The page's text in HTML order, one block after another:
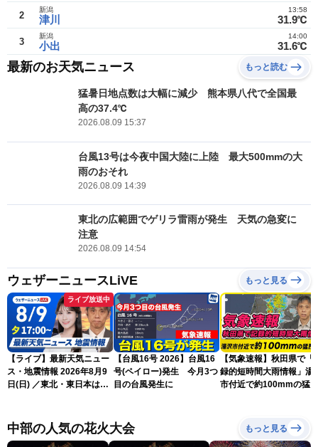
2 津川
新潟
31.9℃
13:58
3 小出
新潟
31.6℃
14:00
最新のお天気ニュース もっと読む
猛暑日地点数は大幅に減少 熊本県八代で全国最
高の37.4℃
2026.08.09 15:37
台風13号は今夜中国大陸に上陸 最大500mmの大
雨のおそれ
2026.08.09 14:39
東北の広範囲でゲリラ雷雨が発生 天気の急変に
注意
2026.08.09 14:54
ウェザーニュースLiVE もっと見る
ライブ放送中
【ライブ】最新天気ニュー
ス・地震情報 2026年8月9
日(日) ／東北・東日本は急
北美月／芳野達郎〉
【台風16号 2026】台風16
号(ペイロー)発生 今月3つ
目の台風発生に
【気象速報】秋田県で「
録的短時間大雨情報」湯
市付近で約100mmの猛烈
中部の人気の花火大会 もっと見る